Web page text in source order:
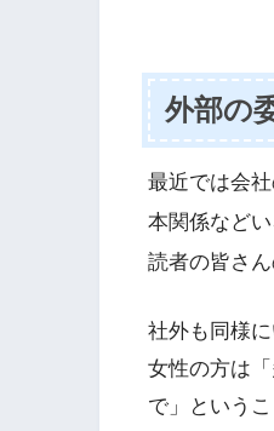
外部の
最近では会
本関係など
読者の皆さ
社外も同様
女性の方は
で」という